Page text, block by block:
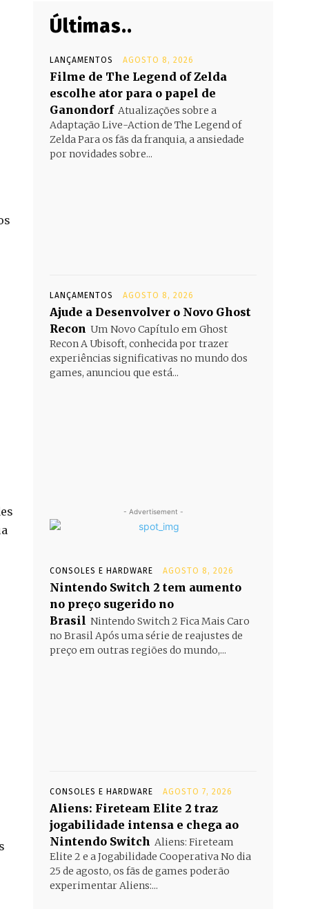
Últimas..
LANÇAMENTOS AGOSTO 8, 2026
Filme de The Legend of Zelda
escolhe ator para o papel de
Ganondorf Atualizações sobre a
Adaptação Live-Action de The Legend of
Zelda Para os fãs da franquia, a ansiedade
por novidades sobre...
LANÇAMENTOS AGOSTO 8, 2026
Ajude a Desenvolver o Novo Ghost
Recon Um Novo Capítulo em Ghost
Recon A Ubisoft, conhecida por trazer
experiências significativas no mundo dos
games, anunciou que está...
- Advertisement -
CONSOLES E HARDWARE AGOSTO 8, 2026
Nintendo Switch 2 tem aumento
no preço sugerido no
Brasil Nintendo Switch 2 Fica Mais Caro
no Brasil Após uma série de reajustes de
preço em outras regiões do mundo,...
CONSOLES E HARDWARE AGOSTO 7, 2026
Aliens: Fireteam Elite 2 traz
jogabilidade intensa e chega ao
Nintendo Switch Aliens: Fireteam
Elite 2 e a Jogabilidade Cooperativa No dia
25 de agosto, os fãs de games poderão
experimentar Aliens:...